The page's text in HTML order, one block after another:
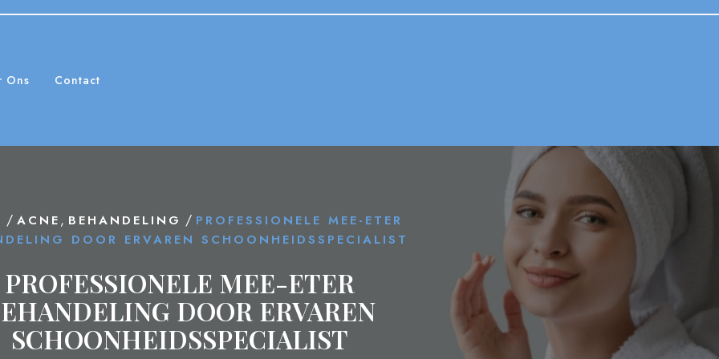
Ons Contact
/ ACNE , BEHANDELING / PROFESSIONELE MEE-ETER
DOOR ERVAREN SCHOONHEIDSSPECIALIST
PROFESSIONELE MEE-ETER
DOOR ERVAREN
SCHOONHEIDSSPECIALIST